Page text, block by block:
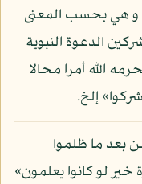
و هي بحسب المعنى
الدعوة النبوية
الله أمرا محالا
إلخ.
بعد ما ظلموا
خير لو كانوا يعلمون»